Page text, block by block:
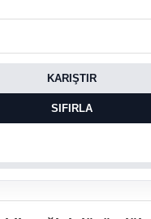
KARIŞTIR
SIFIRLA